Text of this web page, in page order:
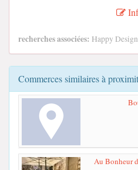
recherches associées: Happy
Commerces similaires à
Au Bonheur